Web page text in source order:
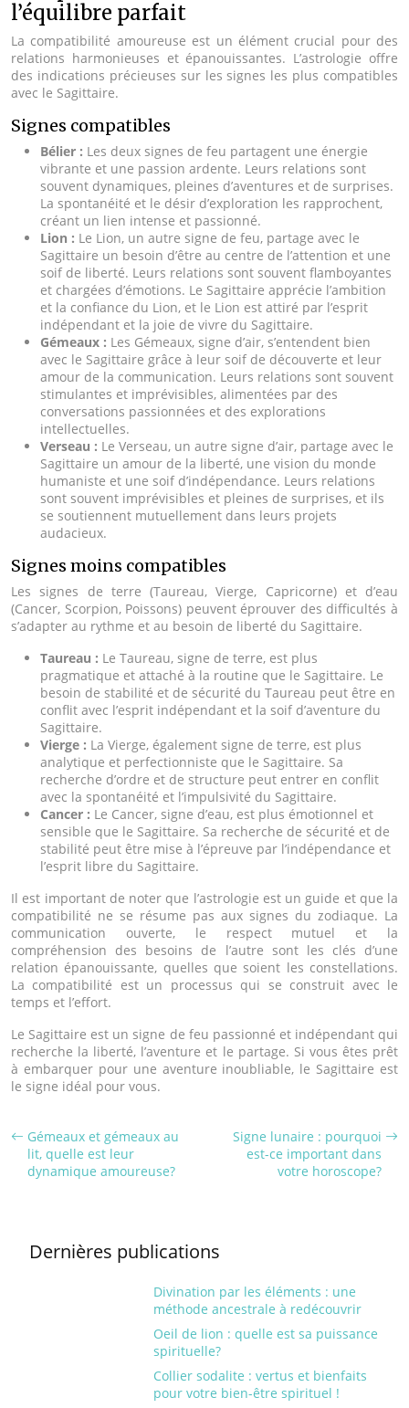
l’équilibre parfait
La compatibilité amoureuse est un élément crucial pour des
relations harmonieuses et épanouissantes. L’astrologie offre
des indications précieuses sur les signes les plus compatibles
avec le Sagittaire.
Signes compatibles
Bélier : Les deux signes de feu partagent une énergie
vibrante et une passion ardente. Leurs relations sont
souvent dynamiques, pleines d’aventures et de surprises.
La spontanéité et le désir d’exploration les rapprochent,
créant un lien intense et passionné.
Lion : Le Lion, un autre signe de feu, partage avec le
Sagittaire un besoin d’être au centre de l’attention et une
soif de liberté. Leurs relations sont souvent flamboyantes
et chargées d’émotions. Le Sagittaire apprécie l’ambition
et la confiance du Lion, et le Lion est attiré par l’esprit
indépendant et la joie de vivre du Sagittaire.
Gémeaux : Les Gémeaux, signe d’air, s’entendent bien
avec le Sagittaire grâce à leur soif de découverte et leur
amour de la communication. Leurs relations sont souvent
stimulantes et imprévisibles, alimentées par des
conversations passionnées et des explorations
intellectuelles.
Verseau : Le Verseau, un autre signe d’air, partage avec le
Sagittaire un amour de la liberté, une vision du monde
humaniste et une soif d’indépendance. Leurs relations
sont souvent imprévisibles et pleines de surprises, et ils
se soutiennent mutuellement dans leurs projets
audacieux.
Signes moins compatibles
Les signes de terre (Taureau, Vierge, Capricorne) et d’eau
(Cancer, Scorpion, Poissons) peuvent éprouver des difficultés à
s’adapter au rythme et au besoin de liberté du Sagittaire.
Taureau : Le Taureau, signe de terre, est plus
pragmatique et attaché à la routine que le Sagittaire. Le
besoin de stabilité et de sécurité du Taureau peut être en
conflit avec l’esprit indépendant et la soif d’aventure du
Sagittaire.
Vierge : La Vierge, également signe de terre, est plus
analytique et perfectionniste que le Sagittaire. Sa
recherche d’ordre et de structure peut entrer en conflit
avec la spontanéité et l’impulsivité du Sagittaire.
Cancer : Le Cancer, signe d’eau, est plus émotionnel et
sensible que le Sagittaire. Sa recherche de sécurité et de
stabilité peut être mise à l’épreuve par l’indépendance et
l’esprit libre du Sagittaire.
Il est important de noter que l’astrologie est un guide et que la
compatibilité ne se résume pas aux signes du zodiaque. La
communication ouverte, le respect mutuel et la
compréhension des besoins de l’autre sont les clés d’une
relation épanouissante, quelles que soient les constellations.
La compatibilité est un processus qui se construit avec le
temps et l’effort.
Le Sagittaire est un signe de feu passionné et indépendant qui
recherche la liberté, l’aventure et le partage. Si vous êtes prêt
à embarquer pour une aventure inoubliable, le Sagittaire est
le signe idéal pour vous.
Gémeaux et gémeaux au
lit, quelle est leur
dynamique amoureuse?
Signe lunaire : pourquoi
est-ce important dans
votre horoscope?
Dernières publications
Divination par les éléments : une
méthode ancestrale à redécouvrir
Oeil de lion : quelle est sa puissance
spirituelle?
Collier sodalite : vertus et bienfaits
pour votre bien-être spirituel !